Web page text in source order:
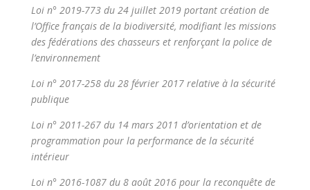
Loi n° 2019-773 du 24 juillet 2019 portant création de
l’Office français de la biodiversité, modifiant les missions
des fédérations des chasseurs et renforçant la police de
l’environnement
Loi n° 2017-258 du 28 février 2017 relative à la sécurité
publique
Loi n° 2011-267 du 14 mars 2011 d’orientation et de
programmation pour la performance de la sécurité
intérieur
Loi n° 2016-1087 du 8 août 2016 pour la reconquête de